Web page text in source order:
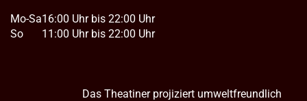
Mo-Sa
So
16:00 Uhr bis 22:00 Uhr
11:00 Uhr bis 22:00 Uhr
Das Theatiner projiziert umweltfreundlich